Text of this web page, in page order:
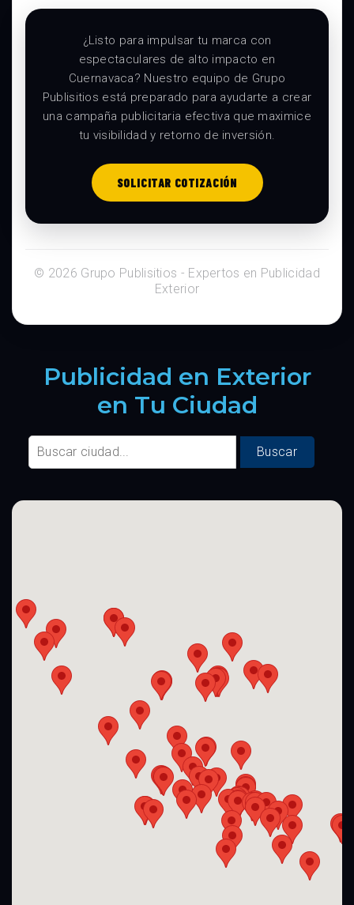
¿Listo para impulsar tu marca con
espectaculares de alto impacto en
Cuernavaca? Nuestro equipo de Grupo
Publisitios está preparado para ayudarte a crear
una campaña publicitaria efectiva que maximice
tu visibilidad y retorno de inversión.
SOLICITAR COTIZACIÓN
© 2026 Grupo Publisitios - Expertos en Publicidad
Exterior
Publicidad en Exterior
en Tu Ciudad
Buscar